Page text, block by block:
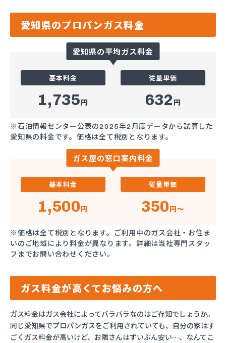
愛知県のプロパンガス料金
愛知県の平均ガス料金
基本料金
1,735円
従量単価
632 円
※石油情報センター公表の2025年2月度データから試算した
愛知県の料金です。価格は全て税別となります。
ガス屋の窓口案内料金
基本料金
1,500円
従量単価
350円～
※価格は全て税別となります。ご利用中のガス会社・お住ま
いのご地域により料金が異なります。詳細は当社専門スタッ
フまでお問い合わせください。
ガス料金が高くてお悩みの方へ
ガス料金はガス会社によってバラバラなのはご存知でしょうか。
同じ愛知県でプロパンガスをご利用されていても、自分の家はす
ごくガス料金が高いけど、お隣さんはずいぶん安い…、なんてこ